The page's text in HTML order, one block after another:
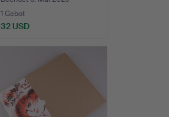
1 Gebot
32 USD